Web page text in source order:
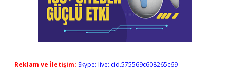
Reklam ve İletişim: Skype: live:.cid.575569c608265c69